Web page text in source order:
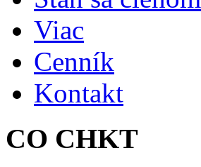
Viac
Cenník
Kontakt
CO CHKT